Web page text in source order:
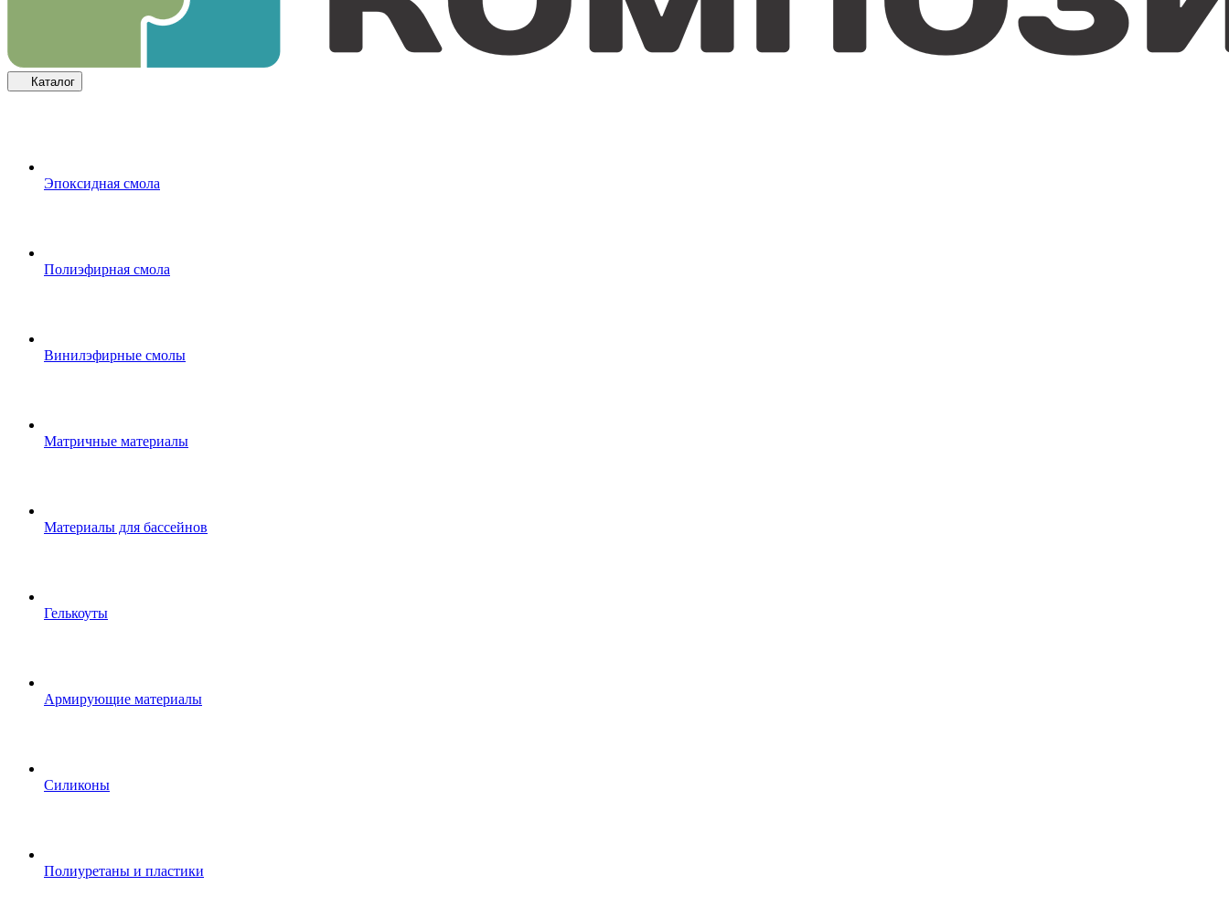
Каталог
Эпоксидная смола
Полиэфирная смола
Винилэфирные смолы
Матричные материалы
Материалы для бассейнов
Гелькоуты
Армирующие материалы
Силиконы
Полиуретаны и пластики